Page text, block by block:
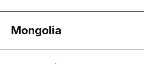
Eastern Region
Reġjun Nofsinhar
Regiony
Casablanca-Settat
Mongolia